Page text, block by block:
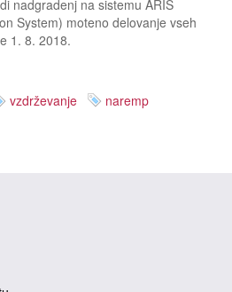
nadgradenj na sistemu ARIS
System) moteno delovanje vseh
1. 8. 2018.
vzdrževanje naremp